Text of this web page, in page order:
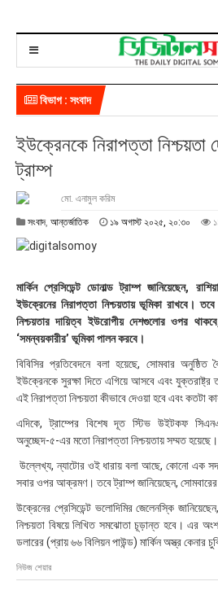
বিভাগ : সংবাদ
ইউক্রেনকে নিরাপত্তা নিশ্চয়তা
ট্রাম্প
মো. এনামুল করিম
সংবাদ, আন্তর্জাতিক ১৯ অগাস্ট ২০২৫, ২০:৩০
০
২
২
০
:
০
মার্কিন প্রেসিডেন্ট ডোনাল্ড ট্রাম্প জানিয়েছেন,
ইউক্রেনের নিরাপত্তা নিশ্চয়তায় ভূমিকা রাখবে।
নিশ্চয়তার দায়িত্ব ইউরোপীয় দেশগুলোর ওপর
‘সমন্বয়কারীর’ ভূমিকা পালন করবে।
বিবিসির প্রতিবেদনে বলা হয়েছে, সোমবার
ইউক্রেনকে সুরক্ষা দিতে এগিয়ে আসবে এবং
এই নিরাপত্তা নিশ্চয়তা কীভাবে দেওয়া হবে এবং কতটা
এদিকে, ট্রাম্পের বিশেষ দূত স্টিভ উইটকফ
অনুচ্ছেদ-৫-এর মতো নিরাপত্তা নিশ্চয়তায় সম্মত হয়েছে।
উল্লেখ্য, ন্যাটোর ওই ধারায় বলা আছে, কোনো এক
সবার ওপর আক্রমণ। তবে ট্রাম্প জানিয়েছেন,
উক্রেনের প্রেসিডেন্ট ভলোদিমির জেলেনস্কি
নিশ্চয়তা বিষয়ে লিখিত সমঝোতা চূড়ান্ত হবে। এর
ডলারের (প্রায় ৬৬ বিলিয়ন পাউন্ড) মার্কিন অস্ত্র কেনার
নিউজ শেয়ার